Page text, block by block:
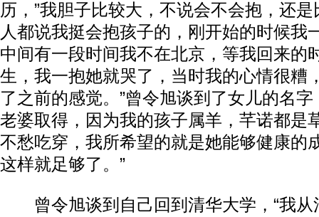
历，”我胆子比较大，不说会不会抱，还
人都说我挺会抱孩子的，刚开始的时候我
中间有一段时间我不在北京，等我回来的
生，我一抱她就哭了，当时我的心情很糟
了之前的感觉。”曾令旭谈到了女儿的名字
老婆取得，因为我的孩子属羊，芊诺都是
不愁吃穿，我所希望的就是她能够健康的
这样就足够了。”
曾令旭谈到自己回到清华大学，“我从